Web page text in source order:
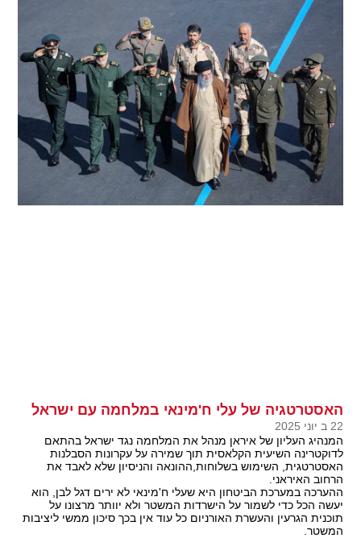
האסטרטגיה של עלי ח'מינאי במלחמה עם ישראל
22 ב יוני 2025
המנהיג העליון של איראן מנהל את המלחמה נגד ישראל בהתאם
לדוקטרינה השיעית הקלאסית תוך שמירה על עקרונות הסבלנות
האסטרטגית, השימוש בשלוחות,ההונאה והניסיון שלא לאבד את
הרחוב האיראני.
ההערכה במערכת הביטחון היא שעלי ח'מינאי לא ירים דגל לבן, הוא
יעשה הכל כדי לשמור על הישרדות המשטר ולא יוותר מרצונו על
תוכנית הגרעין והעשרת האורניום כל עוד אין בכך סיכון ממשי ליציבות
המשטר.